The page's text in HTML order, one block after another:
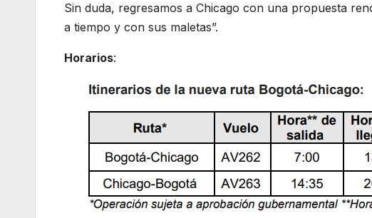
Sin duda, regresamos a Chicago con una propuesta
a tiempo y con sus maletas”.
Horarios: